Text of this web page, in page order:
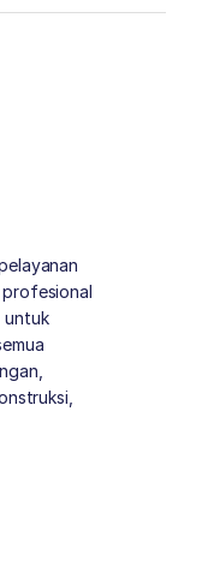
untuk